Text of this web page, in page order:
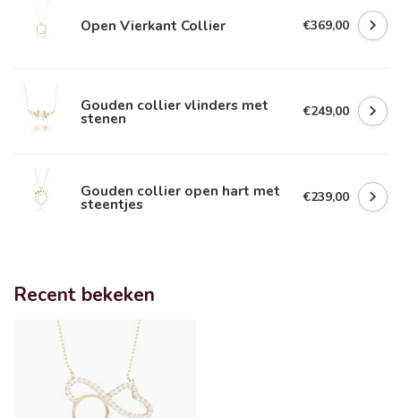
Open Vierkant Collier €369,00
Gouden collier vlinders met
stenen €249,00
Gouden collier open hart met
steentjes €239,00
Recent bekeken